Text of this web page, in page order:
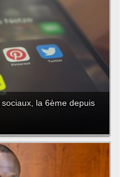
la 6ème depuis